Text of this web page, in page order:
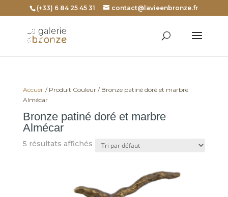
(+33) 6 84 25 45 31 contact@lavieenbronze.fr
Accueil / Produit Couleur / Bronze patiné doré et marbre
Almécar
Bronze patiné doré et marbre
Almécar
5 résultats affichés